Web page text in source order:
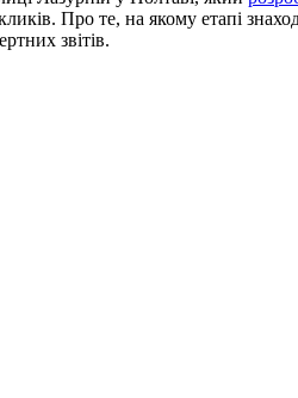
Про те, на якому етапі
звітів.